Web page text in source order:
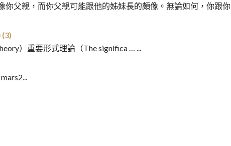
你父親，而你父親可能跟他的姊妹長的頗像。無論如何，你跟你
）重要形式理論（The significa … ...